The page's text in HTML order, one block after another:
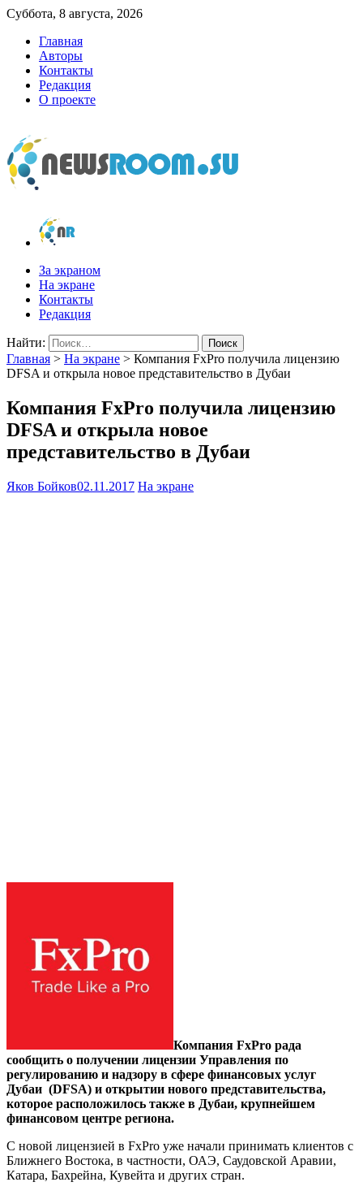
Суббота, 8 августа, 2026
Главная
Авторы
Контакты
Редакция
О проекте
newsroom.su
Новости о новостях
За экраном
На экране
Контакты
Редакция
Найти:
Главная > На экране > Компания FxPro получила лицензию
DFSA и открыла новое представительство в Дубаи
Компания FxPro получила лицензию
DFSA и открыла новое
представительство в Дубаи
Яков Бойков02.11.2017 На экране
Компания FxPro рада
сообщить о получении лицензии Управления по
регулированию и надзору в сфере финансовых услуг
Дубаи (DFSA) и открытии нового представительства,
которое расположилось также в Дубаи, крупнейшем
финансовом центре региона.
С новой лицензией в FxPro уже начали принимать клиентов с
Ближнего Востока, в частности, ОАЭ, Саудовской Аравии,
Катара, Бахрейна, Кувейта и других стран.